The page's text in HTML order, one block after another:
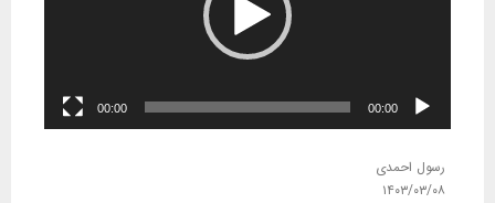
00:00
00:00
رسول احمدی
۱۴۰۳/۰۳/۰۸